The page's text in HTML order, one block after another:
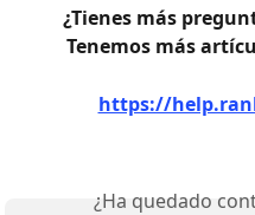
¿Tienes más
Tenemos más
https://
¿Ha quedado